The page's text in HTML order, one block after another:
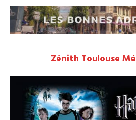
Zénith Toulouse